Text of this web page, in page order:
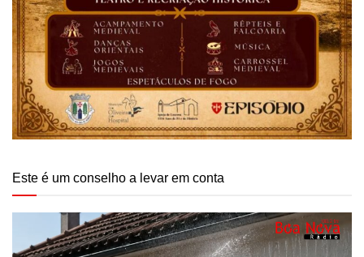
Este é um conselho a levar em conta